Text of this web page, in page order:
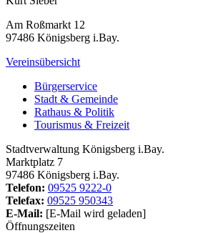
Am Roßmarkt 12
97486 Königsberg i.Bay.
Vereinsübersicht
Bürgerservice
Stadt & Gemeinde
Rathaus & Politik
Tourismus & Freizeit
Stadtverwaltung Königsberg i.Bay.
Marktplatz 7
97486 Königsberg i.Bay.
Telefon: 09525 9222-0
Telefax: 09525 950343
E-Mail: [E-Mail wird geladen]
Öffnungszeiten